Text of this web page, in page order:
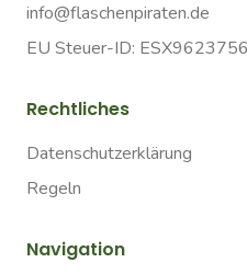
info@flaschenpiraten.de
EU Steuer-ID:
Rechtliches
Datenschutzerklärung
Regeln
Navigation